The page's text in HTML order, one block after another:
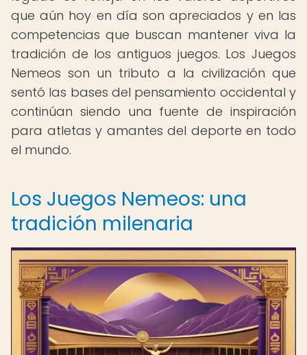
que aún hoy en día son apreciados y en las
competencias que buscan mantener viva la
tradición de los antiguos juegos. Los Juegos
Nemeos son un tributo a la civilización que
sentó las bases del pensamiento occidental y
continúan siendo una fuente de inspiración
para atletas y amantes del deporte en todo
el mundo.
Los Juegos Nemeos: una
tradición milenaria